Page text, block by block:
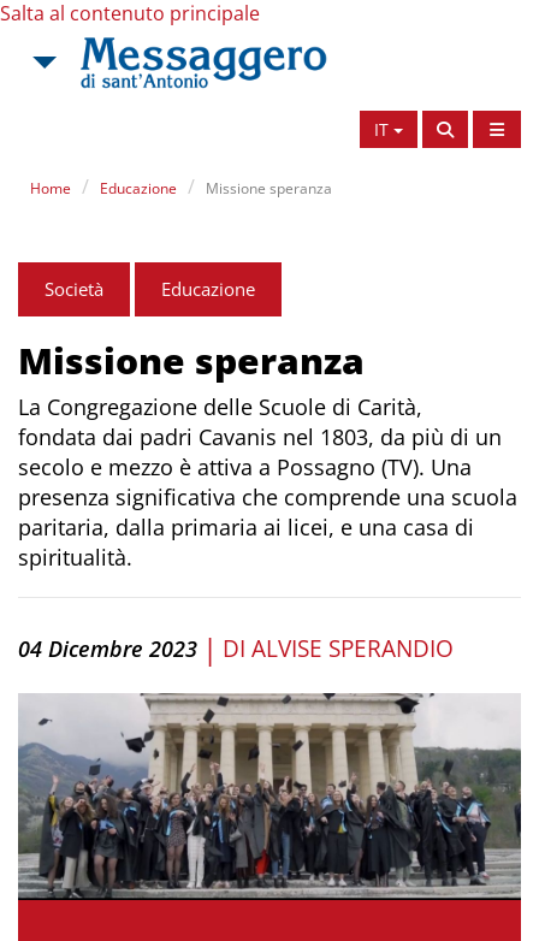
Salta al contenuto principale
IT
Home Educazione Missione speranza
Società Educazione
Missione speranza
La Congregazione delle Scuole di Carità,
fondata dai padri Cavanis nel 1803, da più di un
secolo e mezzo è attiva a Possagno (TV). Una
presenza significativa che comprende una scuola
paritaria, dalla primaria ai licei, e una casa di
spiritualità.
04 Dicembre 2023 | DI ALVISE SPERANDIO